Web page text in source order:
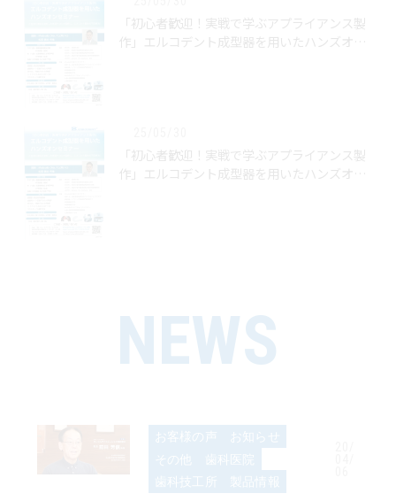
「初心者歓迎！実戦で学ぶアプライアンス製
作」エルコデント成型器を用いたハンズオン
「初心者歓迎！実戦で学ぶアプライアンス製
作」エルコデント成型器を用いたハンズオン
NEWS
お客様の声
お知らせ
その他
歯科医院
歯科技工所
製品情報